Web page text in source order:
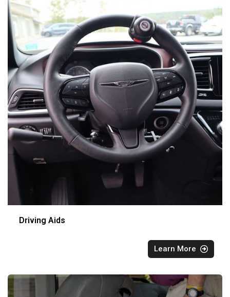
Driving Aids
Learn More